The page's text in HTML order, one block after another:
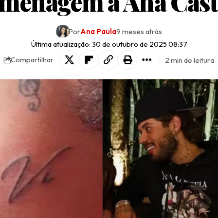
Última atualização: 30 de outubro de 2025 08:37
PorAna Paula9 meses atrás
Compartilhar 2 min de leitura